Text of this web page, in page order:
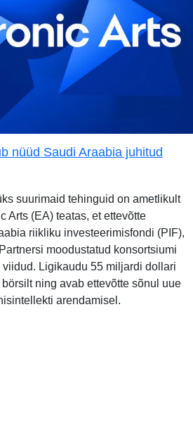
nüüd Saudi Araabia juhitud
suurimaid tehinguid on ametlikult
Arts (EA) teatas, et ettevõtte
riikliku investeerimisfondi (PIF),
moodustatud konsortsiumi
Ligikaudu 55 miljardi dollari
ning avab ettevõtte sõnul uue
arendamisel.